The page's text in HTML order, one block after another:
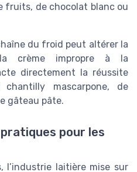
fruits, de chocolat blanc ou
du froid peut altérer la
crème impropre à la
directement la réussite
mascarpone, de
gâteau pâte.
pour les
l’industrie laitière mise sur